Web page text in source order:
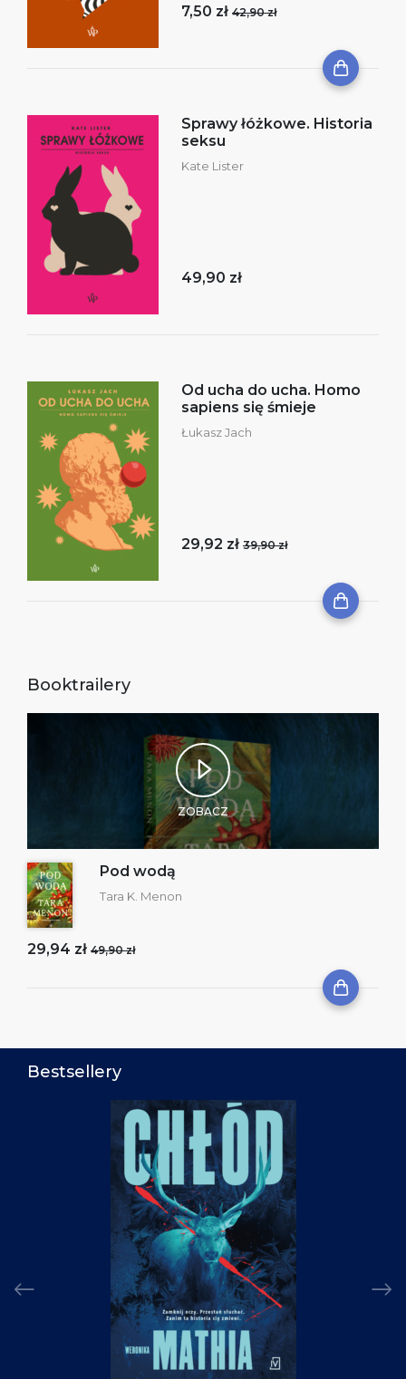
7,50 zł 42,90 zł
Sprawy łóżkowe. Historia
seksu
Kate Lister
49,90 zł
Od ucha do ucha. Homo
sapiens się śmieje
Łukasz Jach
29,92 zł 39,90 zł
Booktrailery
ZOBACZ
Pod wodą
Tara K. Menon
29,94 zł 49,90 zł
Bestsellery